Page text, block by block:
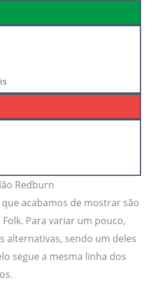
Redburn
acabamos de mostrar são
Para variar um pouco,
alternativas, sendo um deles
segue a mesma linha dos